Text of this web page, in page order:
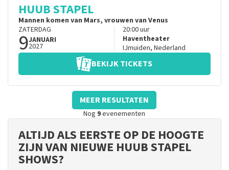
HUUB STAPEL
Mannen komen van Mars, vrouwen van Venus
ZATERDAG
9JANUARI
2027
20:00uur
Haventheater
IJmuiden, Nederland
BEKIJK TICKETS
MEER RESULTATEN
Nog 9evenementen
ALTIJD ALS EERSTE OP DE HOOGTE
ZIJN VAN NIEUWE HUUB STAPEL
SHOWS?